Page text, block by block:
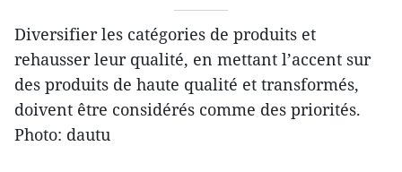
Diversifier les catégories de produits et
rehausser leur qualité, en mettant l’accent sur
des produits de haute qualité et transformés,
doivent être considérés comme des priorités.
Photo: dautu